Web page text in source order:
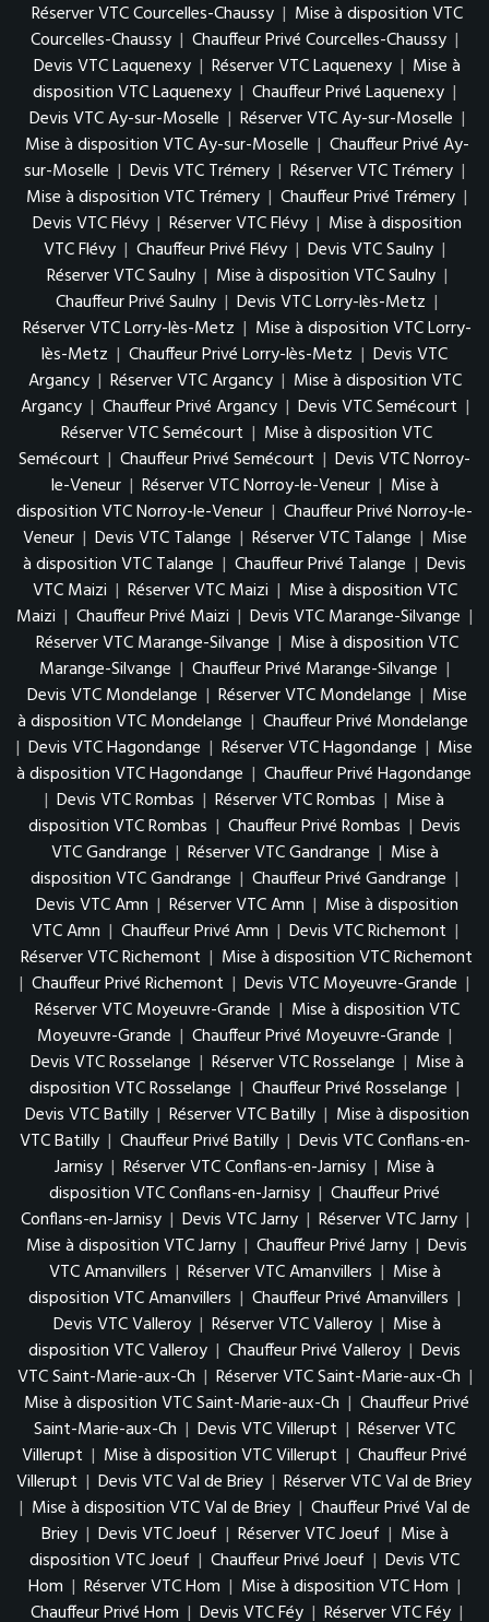
Réserver VTC Courcelles-Chaussy | Mise à disposition VTC
Courcelles-Chaussy | Chauffeur Privé Courcelles-Chaussy |
Devis VTC Laquenexy | Réserver VTC Laquenexy | Mise à
disposition VTC Laquenexy | Chauffeur Privé Laquenexy |
Devis VTC Ay-sur-Moselle | Réserver VTC Ay-sur-Moselle |
Mise à disposition VTC Ay-sur-Moselle | Chauffeur Privé Ay-
sur-Moselle | Devis VTC Trémery | Réserver VTC Trémery |
Mise à disposition VTC Trémery | Chauffeur Privé Trémery |
Devis VTC Flévy | Réserver VTC Flévy | Mise à disposition
VTC Flévy | Chauffeur Privé Flévy | Devis VTC Saulny |
Réserver VTC Saulny | Mise à disposition VTC Saulny |
Chauffeur Privé Saulny | Devis VTC Lorry-lès-Metz |
Réserver VTC Lorry-lès-Metz | Mise à disposition VTC Lorry-
lès-Metz | Chauffeur Privé Lorry-lès-Metz | Devis VTC
Argancy | Réserver VTC Argancy | Mise à disposition VTC
Argancy | Chauffeur Privé Argancy | Devis VTC Semécourt |
Réserver VTC Semécourt | Mise à disposition VTC
Semécourt | Chauffeur Privé Semécourt | Devis VTC Norroy-
le-Veneur | Réserver VTC Norroy-le-Veneur | Mise à
disposition VTC Norroy-le-Veneur | Chauffeur Privé Norroy-le-
Veneur | Devis VTC Talange | Réserver VTC Talange | Mise
à disposition VTC Talange | Chauffeur Privé Talange | Devis
VTC Maizi | Réserver VTC Maizi | Mise à disposition VTC
Maizi | Chauffeur Privé Maizi | Devis VTC Marange-Silvange |
Réserver VTC Marange-Silvange | Mise à disposition VTC
Marange-Silvange | Chauffeur Privé Marange-Silvange |
Devis VTC Mondelange | Réserver VTC Mondelange | Mise
à disposition VTC Mondelange | Chauffeur Privé Mondelange
| Devis VTC Hagondange | Réserver VTC Hagondange | Mise
à disposition VTC Hagondange | Chauffeur Privé Hagondange
| Devis VTC Rombas | Réserver VTC Rombas | Mise à
disposition VTC Rombas | Chauffeur Privé Rombas | Devis
VTC Gandrange | Réserver VTC Gandrange | Mise à
disposition VTC Gandrange | Chauffeur Privé Gandrange |
Devis VTC Amn | Réserver VTC Amn | Mise à disposition
VTC Amn | Chauffeur Privé Amn | Devis VTC Richemont |
Réserver VTC Richemont | Mise à disposition VTC Richemont
| Chauffeur Privé Richemont | Devis VTC Moyeuvre-Grande |
Réserver VTC Moyeuvre-Grande | Mise à disposition VTC
Moyeuvre-Grande | Chauffeur Privé Moyeuvre-Grande |
Devis VTC Rosselange | Réserver VTC Rosselange | Mise à
disposition VTC Rosselange | Chauffeur Privé Rosselange |
Devis VTC Batilly | Réserver VTC Batilly | Mise à disposition
VTC Batilly | Chauffeur Privé Batilly | Devis VTC Conflans-en-
Jarnisy | Réserver VTC Conflans-en-Jarnisy | Mise à
disposition VTC Conflans-en-Jarnisy | Chauffeur Privé
Conflans-en-Jarnisy | Devis VTC Jarny | Réserver VTC Jarny |
Mise à disposition VTC Jarny | Chauffeur Privé Jarny | Devis
VTC Amanvillers | Réserver VTC Amanvillers | Mise à
disposition VTC Amanvillers | Chauffeur Privé Amanvillers |
Devis VTC Valleroy | Réserver VTC Valleroy | Mise à
disposition VTC Valleroy | Chauffeur Privé Valleroy | Devis
VTC Saint-Marie-aux-Ch | Réserver VTC Saint-Marie-aux-Ch |
Mise à disposition VTC Saint-Marie-aux-Ch | Chauffeur Privé
Saint-Marie-aux-Ch | Devis VTC Villerupt | Réserver VTC
Villerupt | Mise à disposition VTC Villerupt | Chauffeur Privé
Villerupt | Devis VTC Val de Briey | Réserver VTC Val de Briey
| Mise à disposition VTC Val de Briey | Chauffeur Privé Val de
Briey | Devis VTC Joeuf | Réserver VTC Joeuf | Mise à
disposition VTC Joeuf | Chauffeur Privé Joeuf | Devis VTC
Hom | Réserver VTC Hom | Mise à disposition VTC Hom |
Chauffeur Privé Hom | Devis VTC Féy | Réserver VTC Féy |